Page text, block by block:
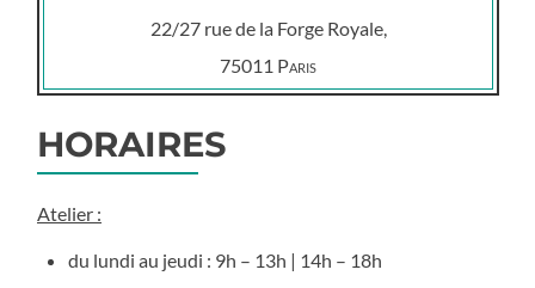
22/27 rue de la Forge Royale,
75011 Paris
HORAIRES
Atelier :
du lundi au jeudi : 9h – 13h | 14h – 18h